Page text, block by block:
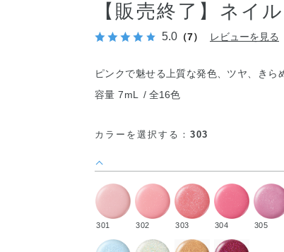
【販売終了】ネイ
5.0 （7） レビューを見る
ピンクで魅せる上質な発色、ツヤ、きら
容量 7mL
全16色
カラーを選択する： 303
301 302 303 304 305